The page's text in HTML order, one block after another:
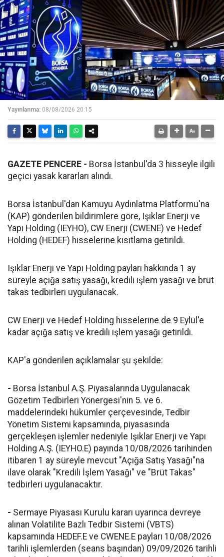
Yayınlanma: 08/08/2026 20:15
GAZETE PENCERE - Borsa İstanbul'da 3 hisseyle ilgili
geçici yasak kararları alındı.
Borsa İstanbul'dan Kamuyu Aydınlatma Platformu'na
(KAP) gönderilen bildirimlere göre, Işıklar Enerji ve
Yapı Holding (IEYHO), CW Enerji (CWENE) ve Hedef
Holding (HEDEF) hisselerine kısıtlama getirildi.
Işıklar Enerji ve Yapı Holding payları hakkında 1 ay
süreyle açığa satış yasağı, kredili işlem yasağı ve brüt
takas tedbirleri uygulanacak.
CW Enerji ve Hedef Holding hisselerine de 9 Eylül'e
kadar açığa satış ve kredili işlem yasağı getirildi.
KAP'a gönderilen açıklamalar şu şekilde:
- Borsa İstanbul A.Ş. Piyasalarında Uygulanacak
Gözetim Tedbirleri Yönergesi'nin 5. ve 6.
maddelerindeki hükümler çerçevesinde, Tedbir
Yönetim Sistemi kapsamında, piyasasında
gerçekleşen işlemler nedeniyle Işıklar Enerji ve Yapı
Holding A.Ş. (IEYHO.E) payında 10/08/2026 tarihinden
itibaren 1 ay süreyle mevcut "Açığa Satış Yasağı"na
ilave olarak "Kredili İşlem Yasağı" ve "Brüt Takas"
tedbirleri uygulanacaktır.
- Sermaye Piyasası Kurulu kararı uyarınca devreye
alınan Volatilite Bazlı Tedbir Sistemi (VBTS)
kapsamında HEDEF.E ve CWENE.E payları 10/08/2026
tarihli işlemlerden (seans başından) 09/09/2026 tarihli